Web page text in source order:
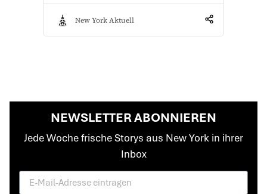
New York Aktuell
NEWSLETTER ABONNIEREN
Jede Woche frische Storys aus New York in ihrer
Inbox